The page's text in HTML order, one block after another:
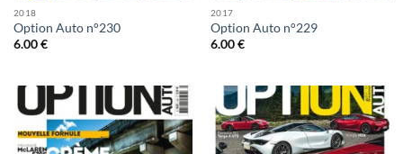
2018
Option Auto n°230
6.00€
2017
Option Auto n°229
6.00€